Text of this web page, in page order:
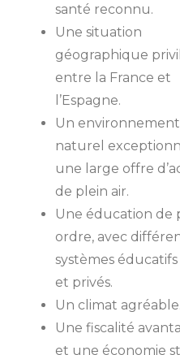
santé reconnu.
Une situation
géographique
entre la France et
l’Espagne.
Un environnement
naturel
une large offre
de plein air.
Une éducation de
ordre, avec
systèmes
et privés.
Un climat agréable.
Une fiscalité
et une économie